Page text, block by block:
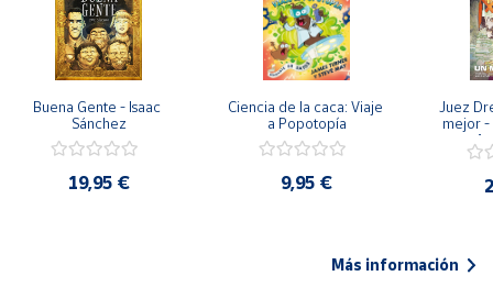
Buena Gente - Isaac
Sánchez
19,95 €
Ciencia de la caca: Viaje
a Popotopía
9,95 €
Juez
mejor -
Más información